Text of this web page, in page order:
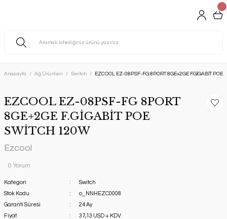
Anasayfa Ağ Ürünleri Switch EZCOOL EZ-08PSF-FG 8PORT 8GE+2GE F.GİGABİT POE
EZCOOL EZ-08PSF-FG 8PORT
8GE+2GE F.GİGABİT POE
SWİTCH 120W
Ezcool
0 Yorum
Kategori
Switch
Stok Kodu
o_NNHEZC0008
Garanti Süresi
24 Ay
Fiyat
37,13 USD + KDV